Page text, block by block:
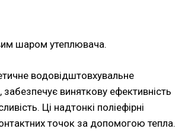
шаром утеплювача.
водовідштовхувальне
виняткову ефективність
Ці надтонкі поліефірні
точок за допомогою тепла.